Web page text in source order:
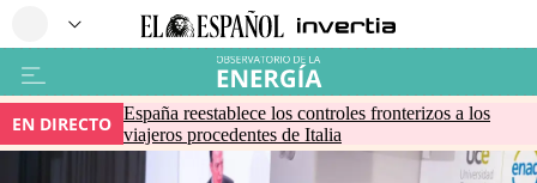
EN DIRECTO España reestablece los controles fronterizos a los
viajeros procedentes de Italia